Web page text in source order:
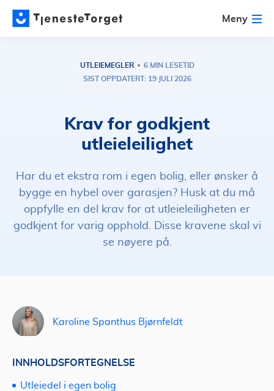
Meny
UTLEIEMEGLER
6 MIN LESETID
SIST OPPDATERT: 19 JULI 2026
Krav for godkjent
utleieleilighet
Har du et ekstra rom i egen bolig, eller ønsker å
bygge en hybel over garasjen? Husk at du må
oppfylle en del krav for at utleieleiligheten er
godkjent for varig opphold. Disse kravene skal vi
se nøyere på.
Karoline Spanthus Bjørnfeldt
INNHOLDSFORTEGNELSE
Utleiedel i egen bolig